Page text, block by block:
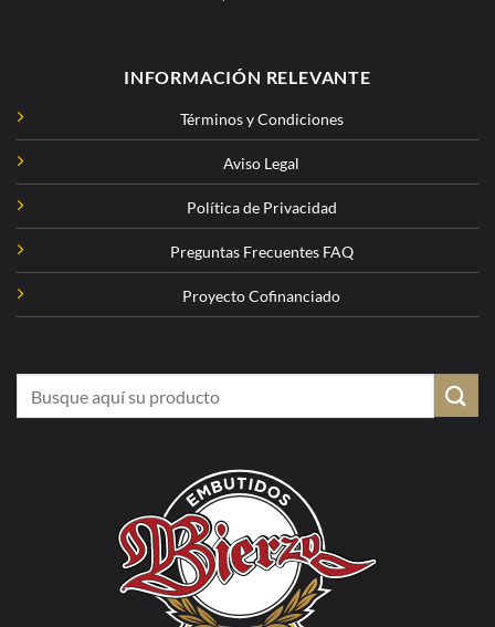
INFORMACIÓN RELEVANTE
Términos y Condiciones
Aviso Legal
Política de Privacidad
Preguntas Frecuentes FAQ
Proyecto Cofinanciado